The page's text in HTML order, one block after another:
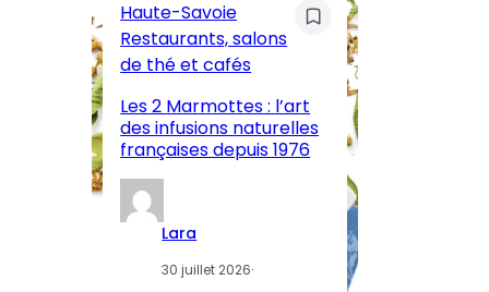
Haute-Savoie
Restaurants, salons
de thé et cafés
Les 2 Marmottes : l’art
des infusions naturelles
françaises depuis 1976
Lara
30 juillet 2026·